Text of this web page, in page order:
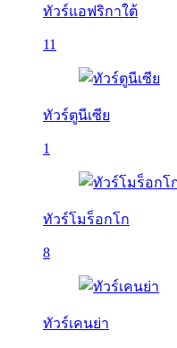
ทัวร์แอฟริกาใต้
11
ทัวร์ตูนีเซีย
1
ทัวร์โมร็อกโก
8
ทัวร์เคนย่า